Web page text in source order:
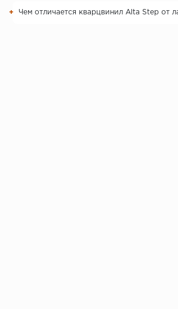
Чем отличается кварцвинил Alta Step от